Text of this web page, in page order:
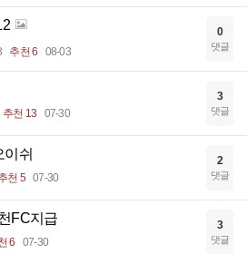
추천 6 08-03
0
댓글
추천 13 07-30
3
댓글
이쉬
천 5 07-30
2
댓글
FC지급
6 07-30
3
댓글